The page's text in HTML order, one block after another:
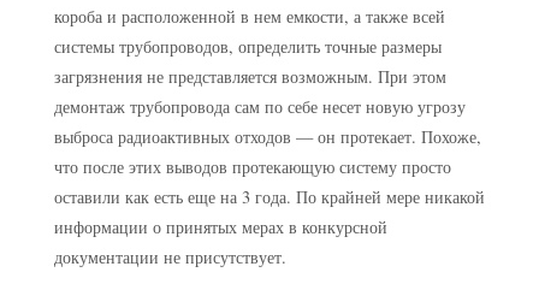
короба и расположенной в нем емкости, а также всей
системы трубопроводов, определить точные размеры
загрязнения не представляется возможным. При этом
демонтаж трубопровода сам по себе несет новую угрозу
выброса радиоактивных отходов — он протекает. Похоже,
что после этих выводов протекающую систему просто
оставили как есть еще на 3 года. По крайней мере никакой
информации о принятых мерах в конкурсной
документации не присутствует.